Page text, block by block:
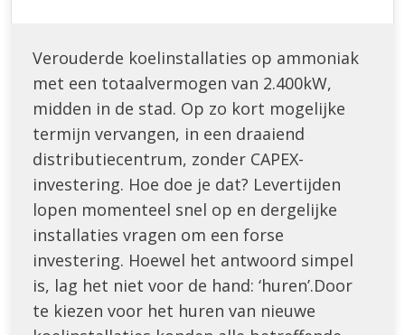
Verouderde koelinstallaties op ammoniak
met een totaalvermogen van 2.400kW,
midden in de stad. Op zo kort mogelijke
termijn vervangen, in een draaiend
distributiecentrum, zonder CAPEX-
investering. Hoe doe je dat? Levertijden
lopen momenteel snel op en dergelijke
installaties vragen om een forse
investering. Hoewel het antwoord simpel
is, lag het niet voor de hand: ‘huren’.Door
te kiezen voor het huren van nieuwe